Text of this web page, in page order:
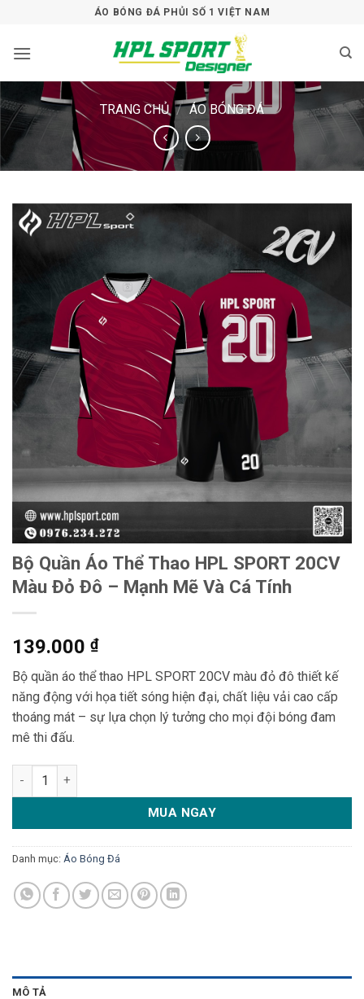
nội
ÁO BÓNG ĐÁ PHỦI SỐ 1 VIỆT NAM
TRANG CHỦ / ÁO BÓNG ĐÁ
Bộ Quần Áo Thể Thao HPL SPORT 20CV
Màu Đỏ Đô – Mạnh Mẽ Và Cá Tính
139.000 ₫
Bộ quần áo thể thao HPL SPORT 20CV màu đỏ đô thiết kế
năng động với họa tiết sóng hiện đại, chất liệu vải cao cấp
thoáng mát – sự lựa chọn lý tưởng cho mọi đội bóng đam
mê thi đấu.
Bộ Quần Áo Thể Thao HPL SPORT 20CV Màu Đỏ Đô - Mạnh
MUA NGAY
Danh mục: Áo Bóng Đá
MÔ TẢ